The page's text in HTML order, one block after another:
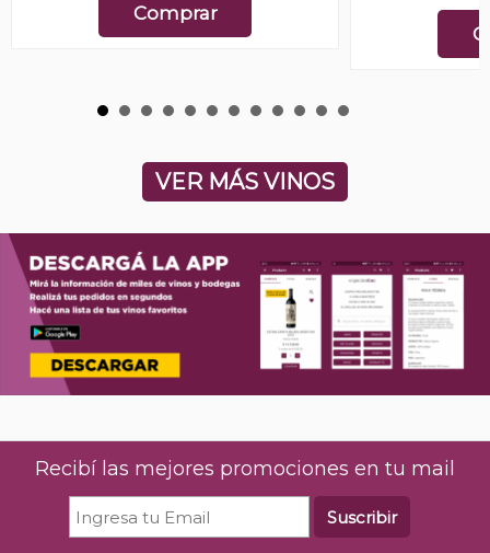
Comprar
VER MÁS VINOS
Recibí las mejores promociones en tu mail
Suscribir